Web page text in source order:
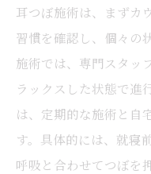
耳つぼ施術は、まずカ
習慣を確認し、個々の
施術では、専門スタッ
ラックスした状態で進
は、定期的な施術と自
す。具体的には、就寝
呼吸と合わせてつぼを